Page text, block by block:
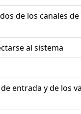
de los canales
al sistema
entrada y de los